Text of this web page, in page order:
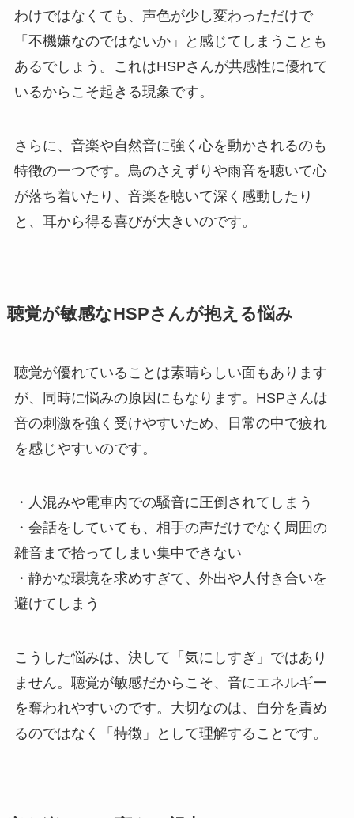
わけではなくても、声色が少し変わっただけで
「不機嫌なのではないか」と感じてしまうことも
あるでしょう。これはHSPさんが共感性に優れて
いるからこそ起きる現象です。
さらに、音楽や自然音に強く心を動かされるのも
特徴の一つです。鳥のさえずりや雨音を聴いて心
が落ち着いたり、音楽を聴いて深く感動したり
と、耳から得る喜びが大きいのです。
聴覚が敏感なHSPさんが抱える悩み
聴覚が優れていることは素晴らしい面もあります
が、同時に悩みの原因にもなります。HSPさんは
音の刺激を強く受けやすいため、日常の中で疲れ
を感じやすいのです。
・人混みや電車内での騒音に圧倒されてしまう
・会話をしていても、相手の声だけでなく周囲の
雑音まで拾ってしまい集中できない
・静かな環境を求めすぎて、外出や人付き合いを
避けてしまう
こうした悩みは、決して「気にしすぎ」ではあり
ません。聴覚が敏感だからこそ、音にエネルギー
を奪われやすいのです。大切なのは、自分を責め
るのではなく「特徴」として理解することです。